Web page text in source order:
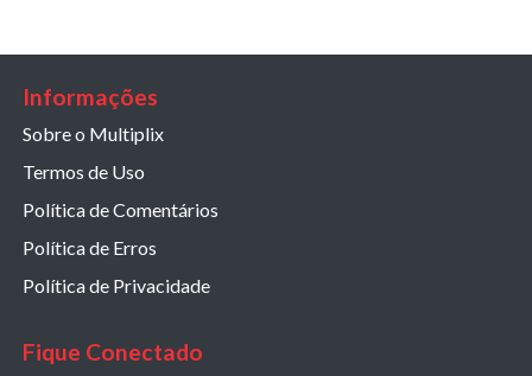
Informações
Sobre o Multiplix
Termos de Uso
Política de Comentários
Política de Erros
Política de Privacidade
Fique Conectado